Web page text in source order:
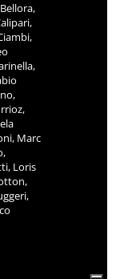
Marc
Loris